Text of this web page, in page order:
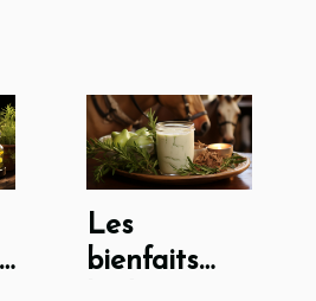
Les
bienfaits